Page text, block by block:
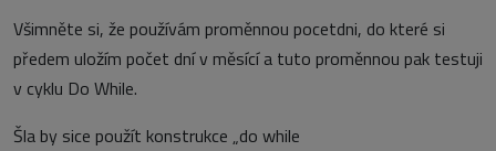
Všimněte si, že používám proměnnou pocetdni, do které si
předem uložím počet dní v měsící a tuto proměnnou pak testuji
v cyklu Do While.
Šla by sice použít konstrukce „do while